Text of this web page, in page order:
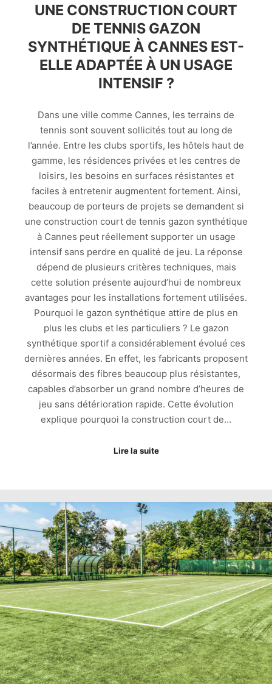
UNE CONSTRUCTION COURT
DE TENNIS GAZON
SYNTHÉTIQUE À CANNES EST-
ELLE ADAPTÉE À UN USAGE
INTENSIF ?
Dans une ville comme Cannes, les terrains de
tennis sont souvent sollicités tout au long de
l’année. Entre les clubs sportifs, les hôtels haut de
gamme, les résidences privées et les centres de
loisirs, les besoins en surfaces résistantes et
faciles à entretenir augmentent fortement. Ainsi,
beaucoup de porteurs de projets se demandent si
une construction court de tennis gazon synthétique
à Cannes peut réellement supporter un usage
intensif sans perdre en qualité de jeu. La réponse
dépend de plusieurs critères techniques, mais
cette solution présente aujourd’hui de nombreux
avantages pour les installations fortement utilisées.
Pourquoi le gazon synthétique attire de plus en
plus les clubs et les particuliers ? Le gazon
synthétique sportif a considérablement évolué ces
dernières années. En effet, les fabricants proposent
désormais des fibres beaucoup plus résistantes,
capables d’absorber un grand nombre d’heures de
jeu sans détérioration rapide. Cette évolution
explique pourquoi la construction court de…
Lire la suite